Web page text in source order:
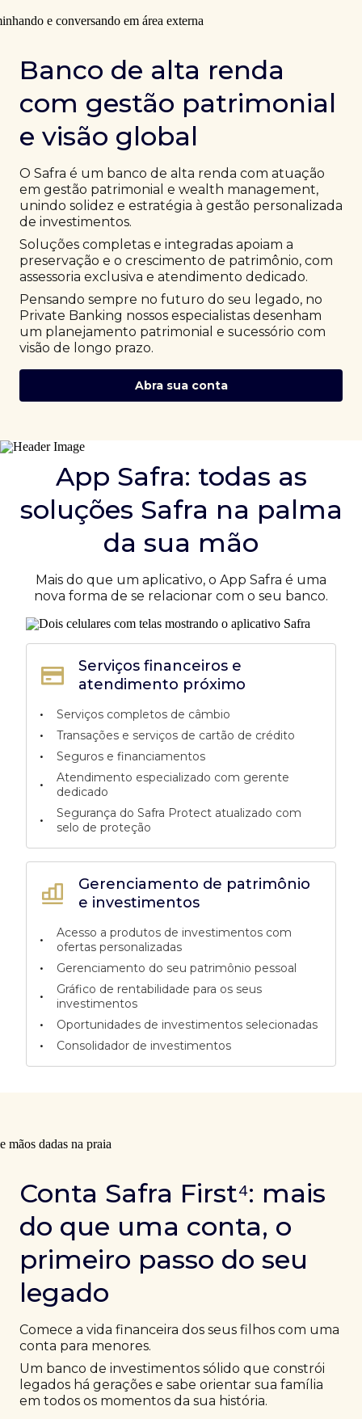
Banco de alta renda
com gestão patrimonial
e visão global
O Safra é um banco de alta renda com atuação
em gestão patrimonial e wealth management,
unindo solidez e estratégia à gestão personalizada
de investimentos.
Soluções completas e integradas apoiam a
preservação e o crescimento de patrimônio, com
assessoria exclusiva e atendimento dedicado.
Pensando sempre no futuro do seu legado, no
Private Banking nossos especialistas desenham
um planejamento patrimonial e sucessório com
visão de longo prazo.
Abra sua conta
App Safra: todas as
soluções Safra na palma
da sua mão
Mais do que um aplicativo, o App Safra é uma
nova forma de se relacionar com o seu banco.
Gerenciamento de patrimônio
e investimentos
•
Acesso a produtos de investimentos com
ofertas personalizadas
• Gerenciamento do seu patrimônio pessoal
•
Gráfico de rentabilidade para os seus
investimentos
• Oportunidades de investimentos selecionadas
• Consolidador de investimentos
Serviços financeiros e
atendimento próximo
•
Serviços completos de câmbio
• Transações e serviços de cartão de crédito
• Seguros e financiamentos
•
Atendimento especializado com gerente
dedicado
•
Segurança do Safra Protect atualizado com
selo de proteção
Conta Safra First⁴: mais
do que uma conta, o
primeiro passo do seu
legado
Comece a vida financeira dos seus filhos com uma
conta para menores.
Um banco de investimentos sólido que constrói
legados há gerações e sabe orientar sua família
em todos os momentos da sua história.